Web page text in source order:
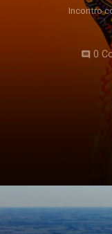
Incontro
comment 0